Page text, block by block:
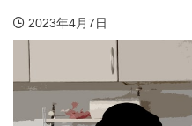
2023年4月7日